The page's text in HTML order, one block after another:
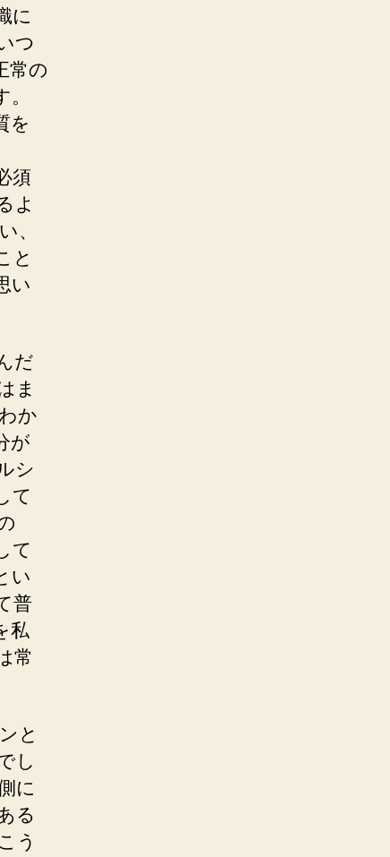
に
つ
常の
を
須
よ
、
と
い
だ
ま
か
が
シ
て
て
い
普
私
常
と
し
に
る
う